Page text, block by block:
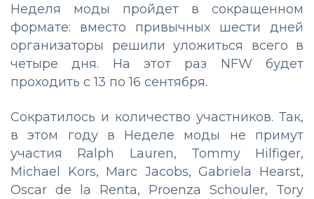
Неделя моды пройдет в сокращенном
формате: вместо привычных шести дней
организаторы решили уложиться всего в
четыре дня. На этот раз NFW будет
проходить с 13 по 16 сентября.
Сократилось и количество участников. Так,
в этом году в Неделе моды не примут
участия Ralph Lauren, Tommy Hilfiger,
Michael Kors, Marc Jacobs, Gabriela Hearst,
Oscar de la Renta, Proenza Schouler, Tory